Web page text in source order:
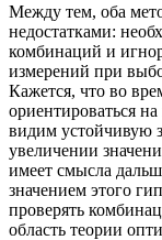
Между тем, оба
недостатками:
комбинаций и
измерений при
Кажется, что во
ориентироваться
видим устойчивую
увеличении
имеет смысла
значением этого
проверять
область теории